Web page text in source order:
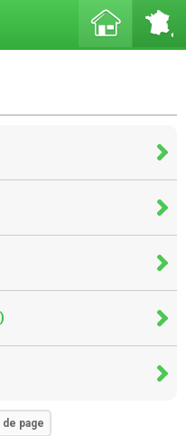
de page